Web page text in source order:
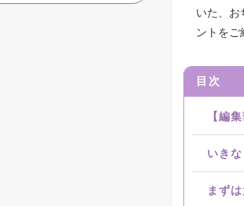
いた、お
ントをご
目次
【編
いき
まず